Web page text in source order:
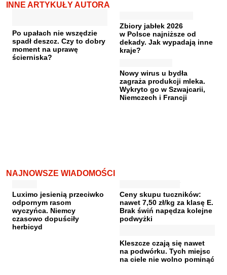
INNE ARTYKUŁY AUTORA
Po upałach nie wszędzie
spadł deszcz. Czy to dobry
moment na uprawę
ścierniska?
Zbiory jabłek 2026
w Polsce najniższe od
dekady. Jak wypadają inne
kraje?
Nowy wirus u bydła
zagraża produkcji mleka.
Wykryto go w Szwajcarii,
Niemczech i Francji
NAJNOWSZE WIADOMOŚCI
Luximo jesienią przeciwko
odpornym rasom
wyczyńca. Niemcy
czasowo dopuściły
herbicyd
Ceny skupu tuczników:
nawet 7,50 zł/kg za klasę E.
Brak świń napędza kolejne
podwyżki
Kleszcze czają się nawet
na podwórku. Tych miejsc
na ciele nie wolno pominąć